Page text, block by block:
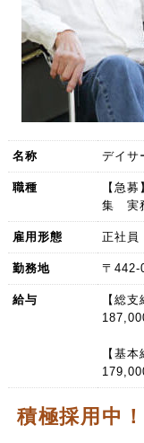
名称 デイサ
職種
【急
集 実
雇用形態 正社員
勤務地 〒442-
給与
【総支
【基本
積極採用中